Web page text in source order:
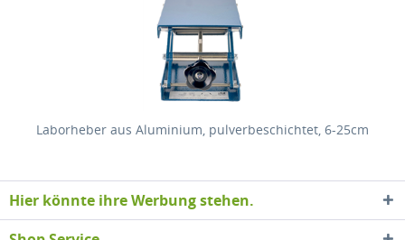
Laborheber aus Aluminium, pulverbeschichtet, 6-25cm
Hier könnte ihre Werbung stehen.